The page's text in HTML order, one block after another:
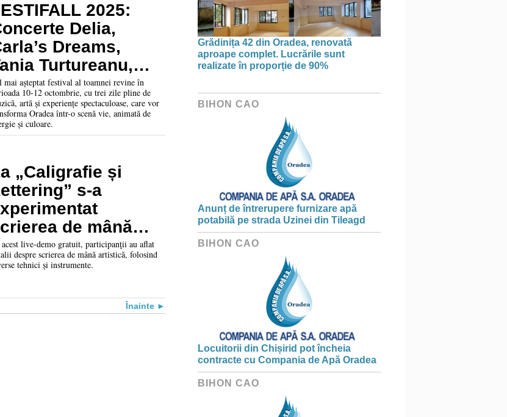
2025:
Delia,
Dreams,
Turtureanu,
Rares și multe
mai așteptat festival al toamnei revine în
10-12 octombrie, cu trei zile pline de
artă și experiențe spectaculoase, care vor
Oradea într-o scenă vie, animată de
și culoare.
„Caligrafie și
s-a
de mână
împreună cu
Roxie Netea
live-demo gratuit, participanţii au aflat
despre scrierea de mână artistică, folosind
tehnici și instrumente.
Înainte
Grădinița 42 din Oradea, renovată
aproape complet. Lucrările sunt
realizate în proporție de 90%
BIHON CAO
Anunț de întrerupere furnizare apă
potabilă pe strada Uzinei din Tileagd
BIHON CAO
Locuitorii din Chișirid pot încheia
contracte cu Compania de Apă Oradea
BIHON CAO